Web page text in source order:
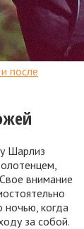
после
Шарлиз
внимание
ночью, когда
за собой.